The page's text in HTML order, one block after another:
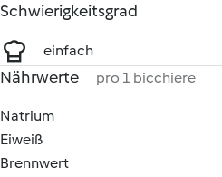
Schwierigkeitsgrad
einfach
Nährwerte pro 1 bicchiere
Natrium
Eiweiß
Brennwert